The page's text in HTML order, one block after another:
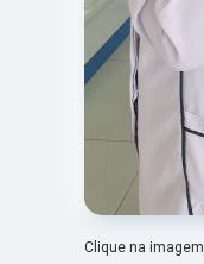
Clique na